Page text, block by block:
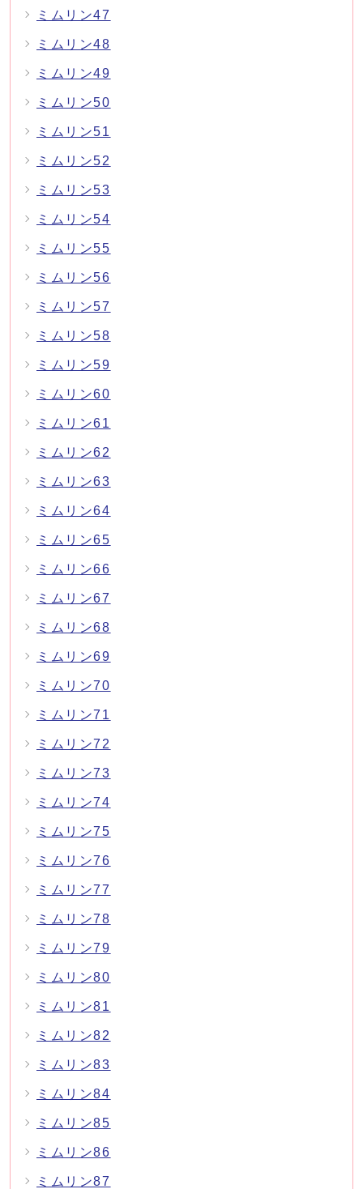
ミムリン47
ミムリン48
ミムリン49
ミムリン50
ミムリン51
ミムリン52
ミムリン53
ミムリン54
ミムリン55
ミムリン56
ミムリン57
ミムリン58
ミムリン59
ミムリン60
ミムリン61
ミムリン62
ミムリン63
ミムリン64
ミムリン65
ミムリン66
ミムリン67
ミムリン68
ミムリン69
ミムリン70
ミムリン71
ミムリン72
ミムリン73
ミムリン74
ミムリン75
ミムリン76
ミムリン77
ミムリン78
ミムリン79
ミムリン80
ミムリン81
ミムリン82
ミムリン83
ミムリン84
ミムリン85
ミムリン86
ミムリン87